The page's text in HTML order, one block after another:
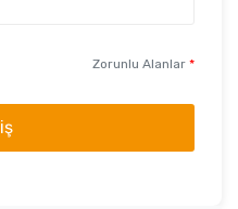
Zorunlu Alanlar *